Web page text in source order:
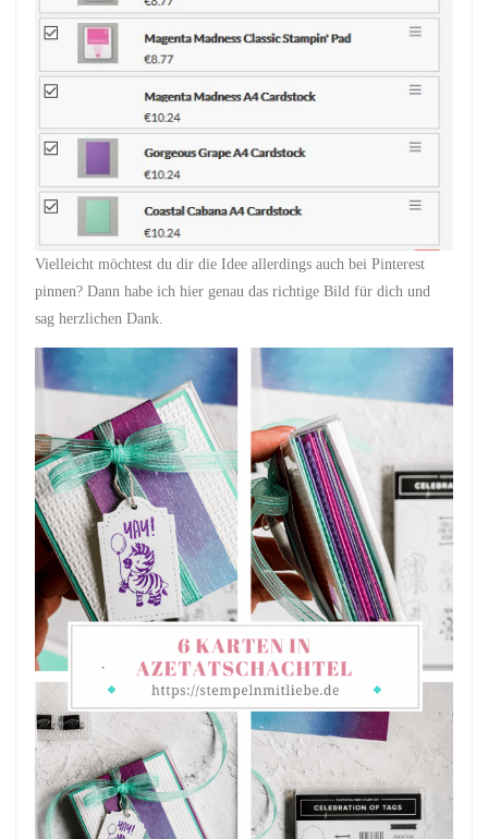
Vielleicht möchtest du dir die Idee allerdings auch bei Pinterest
pinnen? Dann habe ich hier genau das richtige Bild für dich und
sag herzlichen Dank.